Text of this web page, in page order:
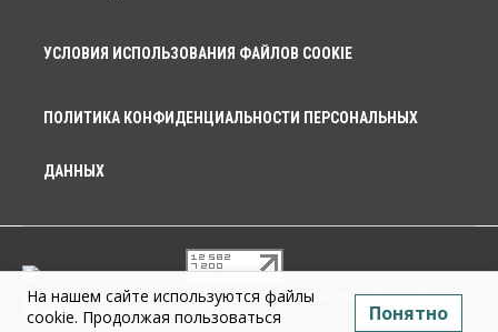
УСЛОВИЯ ИСПОЛЬЗОВАНИЯ ФАЙЛОВ COOKIE
ПОЛИТИКА КОНФИДЕНЦИАЛЬНОСТИ ПЕРСОНАЛЬНЫХ
ДАННЫХ
© 2026 г. Общество с ограниченной ответственностью «Новосибирск
Медиа» 18+
На нашем сайте используются файлы
cookie. Продолжая пользоваться
Понятно